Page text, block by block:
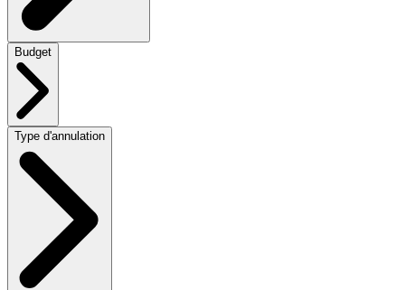
Budget
Type d'annulation